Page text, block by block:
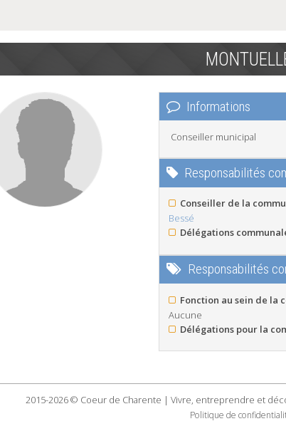
Informations
Conseiller municipal
Responsabilités
Conseiller de la
Bessé
Délégations
Responsabilités
Fonction au sein de la
Aucune
Délégations pour la
2015-2026 © Coeur de Charente | Vivre, entreprendre et
Politique de